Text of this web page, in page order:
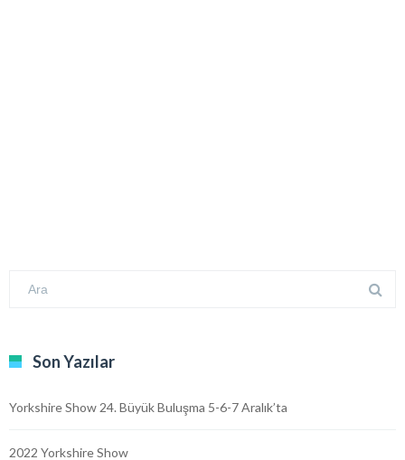
Son Yazılar
Yorkshire Show 24. Büyük Buluşma 5-6-7 Aralık’ta
2022 Yorkshire Show